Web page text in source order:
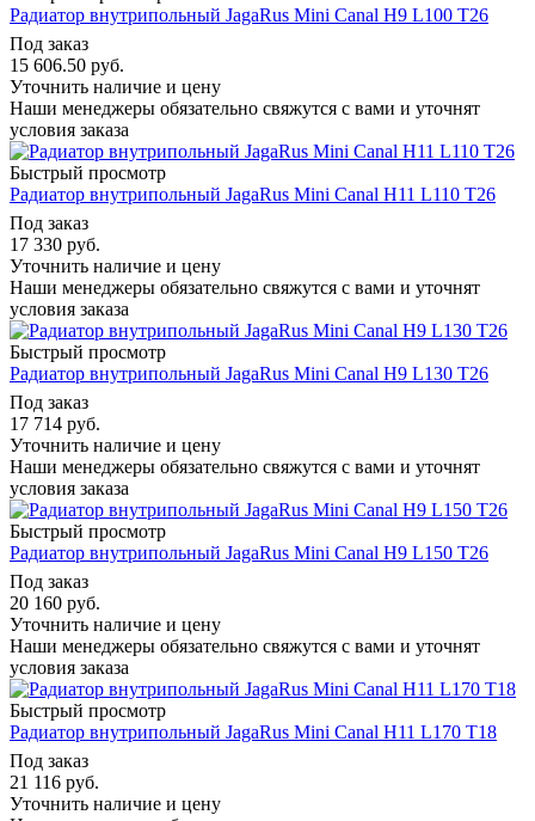
Радиатор внутрипольный JagaRus Mini Canal H9 L100 T26
Под заказ
15 606.50 руб.
Уточнить наличие и цену
Наши менеджеры обязательно свяжутся с вами и уточнят
условия заказа
Быстрый просмотр
Радиатор внутрипольный JagaRus Mini Canal H11 L110 T26
Под заказ
17 330 руб.
Уточнить наличие и цену
Наши менеджеры обязательно свяжутся с вами и уточнят
условия заказа
Быстрый просмотр
Радиатор внутрипольный JagaRus Mini Canal H9 L130 T26
Под заказ
17 714 руб.
Уточнить наличие и цену
Наши менеджеры обязательно свяжутся с вами и уточнят
условия заказа
Быстрый просмотр
Радиатор внутрипольный JagaRus Mini Canal H9 L150 T26
Под заказ
20 160 руб.
Уточнить наличие и цену
Наши менеджеры обязательно свяжутся с вами и уточнят
условия заказа
Быстрый просмотр
Радиатор внутрипольный JagaRus Mini Canal H11 L170 T18
Под заказ
21 116 руб.
Уточнить наличие и цену